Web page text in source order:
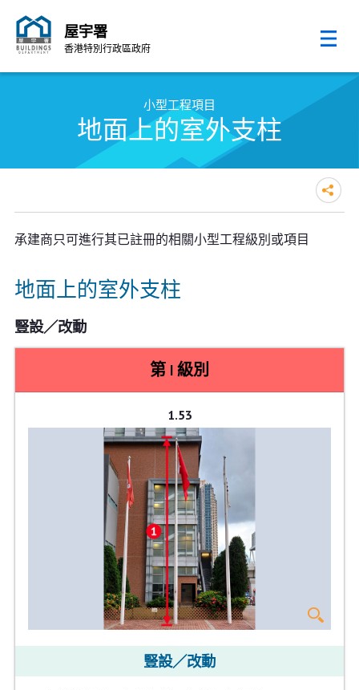
屋宇署
香港特別行政區政府
小型工程項目
地面上的室外支柱
承建商只可進行其已註冊的相關小型工程級別或項目
地面上的室外支柱
豎設／改動
第 I 級別
1.53
豎設／改動